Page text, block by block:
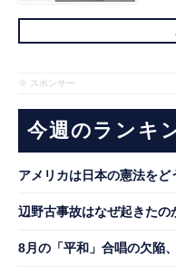
※ スポンサー
今週のランキ
アメリカは日本の憲法をど
辺野古事故はなぜ起きたの
8月の「平和」合唱の欠陥